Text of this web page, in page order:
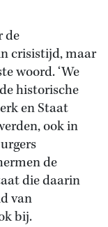
de
crisistijd, maar
woord. ‘We
historische
en Staat
ook in
de
die daarin
van
bij.